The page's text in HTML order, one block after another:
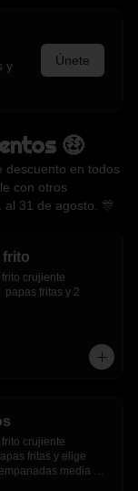
y
Únete
🤑
descuento en todos
con otros
31 de agosto. 🎊
frito
crujiente
papas fritas y 2
crujiente
fritas y elige
media